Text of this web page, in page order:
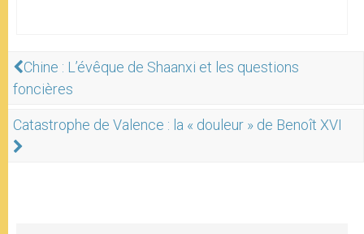
Chine : L’évêque de Shaanxi et les questions
foncières
Catastrophe de Valence : la « douleur » de Benoît XVI